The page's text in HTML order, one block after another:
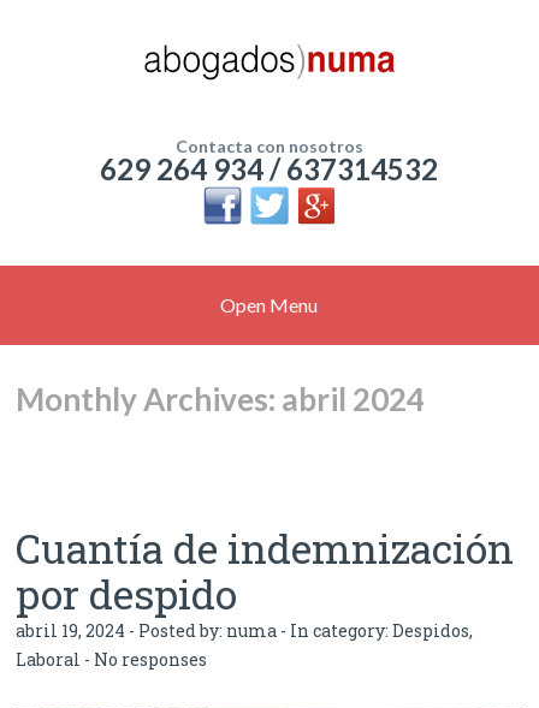
Contacta con nosotros
629 264 934 / 637314532
Open Menu
Monthly Archives: abril 2024
Cuantía de indemnización
por despido
abril 19, 2024 - Posted by: numa - In category:Despidos,
Laboral - No responses